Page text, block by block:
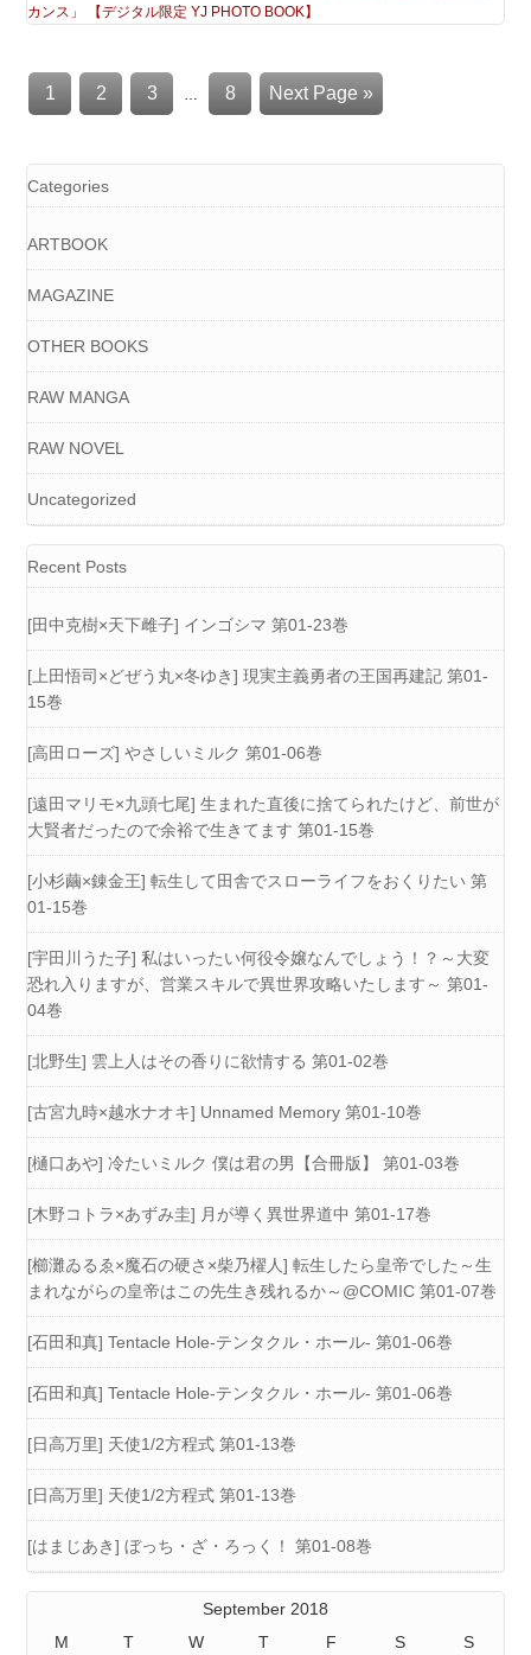
カンス」 【デジタル限定 YJ PHOTO BOOK】
1 2 3 … 8 Next Page »
Categories
ARTBOOK
MAGAZINE
OTHER BOOKS
RAW MANGA
RAW NOVEL
Uncategorized
Recent Posts
[田中克樹×天下雌子] インゴシマ 第01-23巻
[上田悟司×どぜう丸×冬ゆき] 現実主義勇者の王国再建記 第01-
15巻
[高田ローズ] やさしいミルク 第01-06巻
[遠田マリモ×九頭七尾] 生まれた直後に捨てられたけど、前世が
大賢者だったので余裕で生きてます 第01-15巻
[小杉繭×錬金王] 転生して田舎でスローライフをおくりたい 第
01-15巻
[宇田川うた子] 私はいったい何役令嬢なんでしょう！？～大変
恐れ入りますが、営業スキルで異世界攻略いたします～ 第01-
04巻
[北野生] 雲上人はその香りに欲情する 第01-02巻
[古宮九時×越水ナオキ] Unnamed Memory 第01-10巻
[樋口あや] 冷たいミルク 僕は君の男【合冊版】 第01-03巻
[木野コトラ×あずみ圭] 月が導く異世界道中 第01-17巻
[櫛灘ゐるゑ×魔石の硬さ×柴乃櫂人] 転生したら皇帝でした～生
まれながらの皇帝はこの先生き残れるか～@COMIC 第01-07巻
[石田和真] Tentacle Hole-テンタクル・ホール- 第01-06巻
[石田和真] Tentacle Hole-テンタクル・ホール- 第01-06巻
[日高万里] 天使1/2方程式 第01-13巻
[日高万里] 天使1/2方程式 第01-13巻
[はまじあき] ぼっち・ざ・ろっく！ 第01-08巻
September 2018
M
T W T F S S